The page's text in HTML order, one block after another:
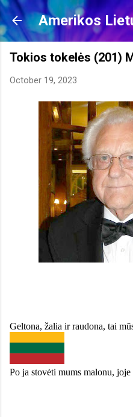
Amerikos
Tokios tokelės (201)
October 19, 2023
Geltona, žalia ir raudona, tai
Po ja stovėti mums malonu,